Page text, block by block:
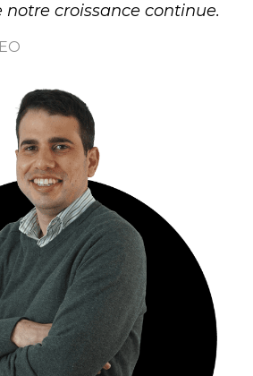
croissance continue.